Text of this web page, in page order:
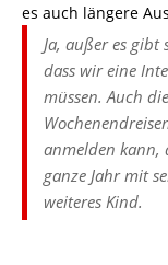
es auch längere
Ja, außer es gibt
dass wir eine
müssen. Auch
anmelden kann,
ganze Jahr mit
weiteres Kind.